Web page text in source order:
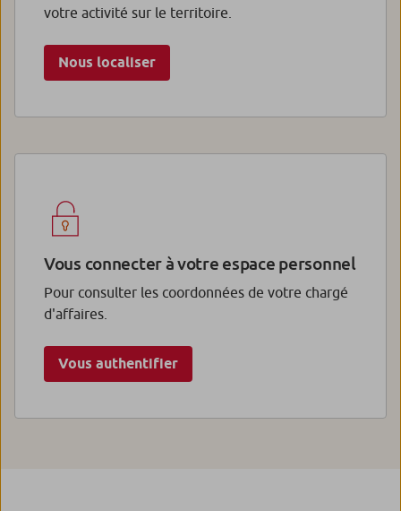
votre activité sur le territoire.
Nous localiser
Vous connecter à votre espace personnel
Pour consulter les coordonnées de votre chargé
d'affaires.
Vous authentifier